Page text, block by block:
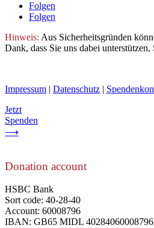
Folgen
Folgen
Hinweis: Aus Sicherheitsgründen
Dank, dass Sie uns dabei
Impressum | Datenschutz |
Jetzt
Spenden
⟶
Donation account
HSBC Bank
Sort code: 40-28-40
Account: 60008796
IBAN: GB65 MIDL 40284060008796